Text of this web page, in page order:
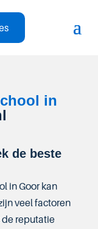
in
de beste
in Goor kan
veel factoren
de reputatie